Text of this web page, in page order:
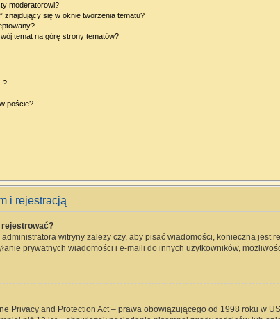
moderatorowi?
znajdujący się w oknie tworzenia tematu?
temat na górę strony tematów?
poście?
i rejestracją
rejestrować?
administratora witryny zależy czy, aby pisać wiadomości, konieczna
prywatnych wiadomości i e-maili do innych użytkowników,
Privacy and Protection Act – prawa obowiązującego od 1998 roku w